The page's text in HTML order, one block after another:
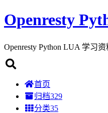
Openresty
Openresty Python LUA 学习
首页
归档329
分类35